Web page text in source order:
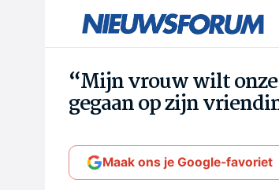
“Mijn vrouw wilt
gegaan op zijn
Maak ons je Google-favoriet